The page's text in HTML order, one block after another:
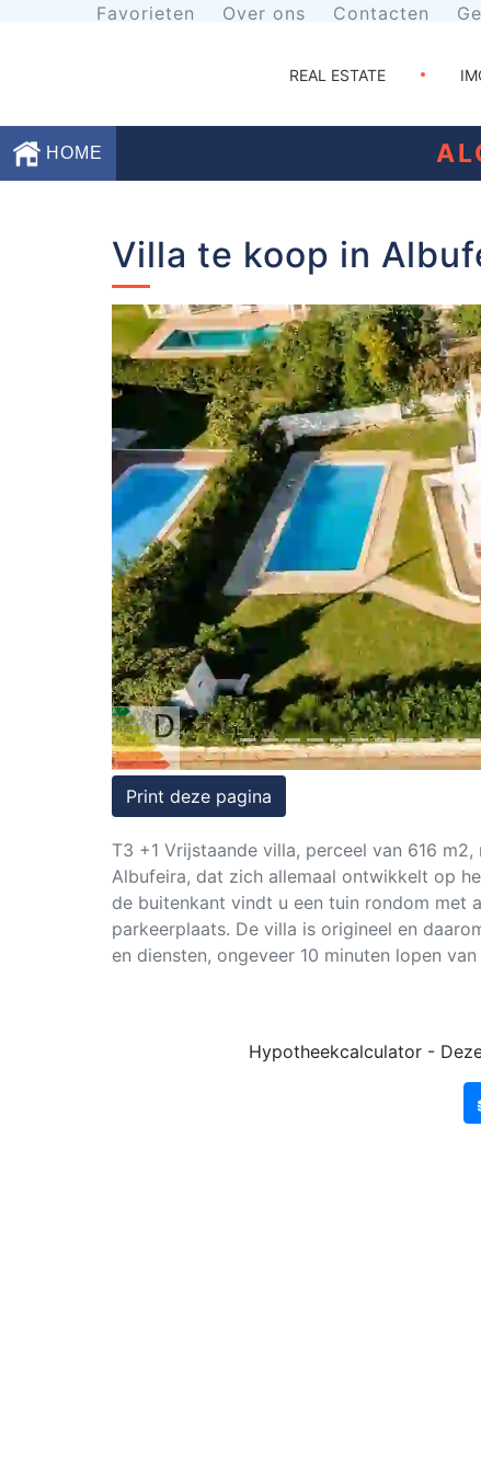
Favorieten Over ons Contacten
REAL ESTATE
HOME
Contacten
Getuigenissen
onroerend
Villa te koop in
Previous
Print deze pagina
T3 +1 Vrijstaande villa, perceel van 616
Albufeira, dat zich allemaal ontwikkelt op
de buitenkant vindt u een tuin rondom met
parkeerplaats. De villa is origineel en
en diensten, ongeveer 10 minuten lopen
Hypotheekcalculator -